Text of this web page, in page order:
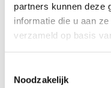
partners kunnen deze
informatie die u aan
verzameld op basis
Noodzakelijk
zelfs over 14
Ook kun je bij
Heerlijk eten